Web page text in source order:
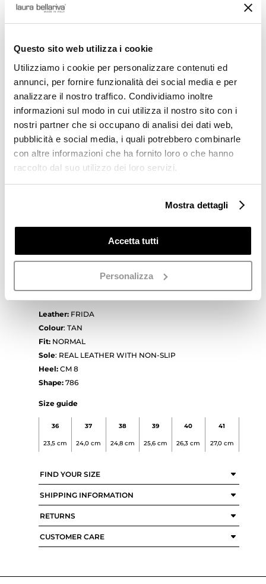
Questo sito web utilizza i cookie
Utilizziamo i cookie per personalizzare contenuti ed
annunci, per fornire funzionalità dei social media e per
analizzare il nostro traffico. Condividiamo inoltre
informazioni sul modo in cui utilizza il nostro sito con i
nostri partner che si occupano di analisi dei dati web,
pubblicità e social media, i quali potrebbero combinarle
con altre informazioni che ha fornito loro o che hanno
raccolto dal suo utilizzo dei loro servizi.
Mostra dettagli
Accetta tutti
Personalizza
€255,00
was:
SKU:6866 DAMA MIELE TRIO GOLD
36 37 38 39 40
Sandal
in
soft
leather
Add to cart
2021 collection | made in Italy
multicolored leather tan, with heel covered in leather.
Leather bottom with non-slip.
Leather:FRIDA
Colour: TAN
Fit:NORMAL
Sole: REAL LEATHER WITH NON-SLIP
Heel:CM 8
Shape: 786
Size guide
36 37 38 39 40 41
23,5 cm 24,0 cm 24,8 cm 25,6 cm 26,3 cm 27,0 cm
FIND YOUR SIZE
SHIPPING INFORMATION
RETURNS
CUSTOMER CARE